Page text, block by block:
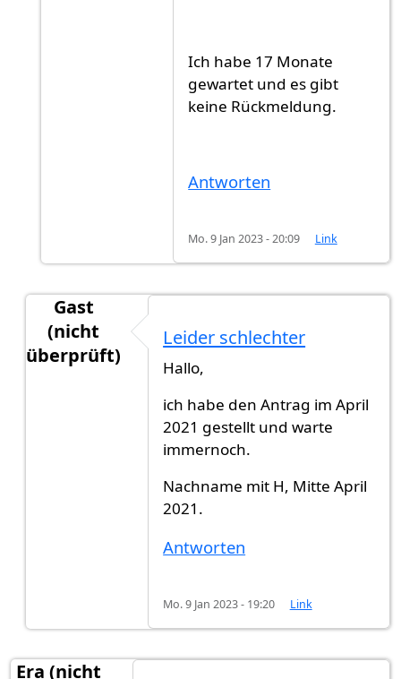
Ich habe 17 Monate
gewartet und es gibt
keine Rückmeldung.
Antworten
Mo. 9 Jan 2023 - 20:09 Link
Gast
(nicht
überprüft)
HalloGibt es jemand jetz…
Leider schlechter
Hallo,
ich habe den Antrag im April
2021 gestellt und warte
immernoch.
Nachname mit H, Mitte April
2021.
Antworten
Mo. 9 Jan 2023 - 19:20 Link
Era (nicht